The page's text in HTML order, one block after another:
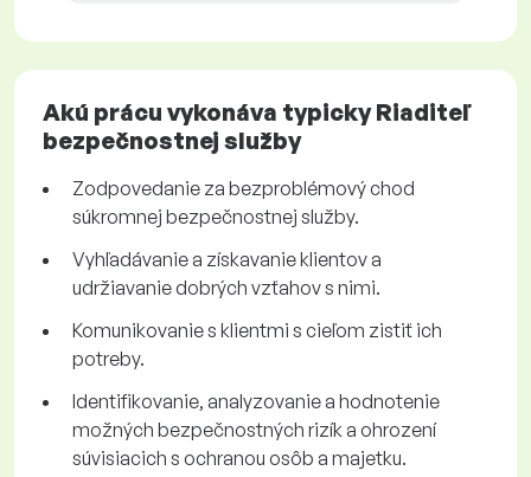
Akú prácu vykonáva typicky Riaditeľ
bezpečnostnej služby
Zodpovedanie za bezproblémový chod
súkromnej bezpečnostnej služby.
Vyhľadávanie a získavanie klientov a
udržiavanie dobrých vzťahov s nimi.
Komunikovanie s klientmi s cieľom zistiť ich
potreby.
Identifikovanie, analyzovanie a hodnotenie
možných bezpečnostných rizík a ohrození
súvisiacich s ochranou osôb a majetku.